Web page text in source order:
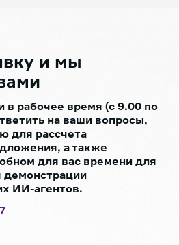
и мы
рабочее время (с 9.00 по
на ваши вопросы,
для рассчета
а также
для вас времени для
демонстрации
ИИ-агентов.